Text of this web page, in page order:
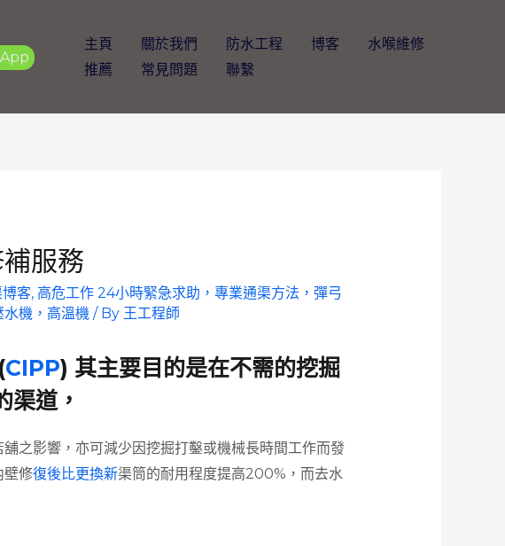
主頁 關於我們 防水工程 博客
水喉維修
推薦
常見問題 聯繫
服務
客, 高危工作 24小時緊急求助，專業通渠方法，彈弓
機，高溫機/ By 王工程師
CIPP) 其主要目的是在不需的挖掘
渠道，
之影響，亦可減少因挖掘打鑿或機械長時間工作而發
壁修復後比更換新渠筒的耐用程度提高200%，而去水